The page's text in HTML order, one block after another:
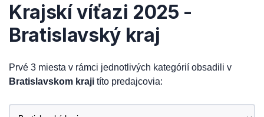
Krajskí víťazi 2025 -
Bratislavský kraj
Prvé 3 miesta v rámci jednotlivých kategórií obsadili v
Bratislavskom kraji títo predajcovia: